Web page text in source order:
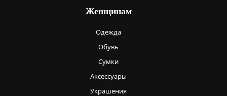
Женщинам
Одежда
Обувь
Сумки
Аксессуары
Украшения